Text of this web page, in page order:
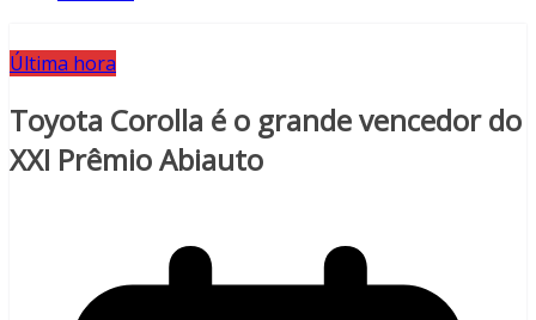
Última hora
Toyota Corolla é o grande vencedor do
XXI Prêmio Abiauto